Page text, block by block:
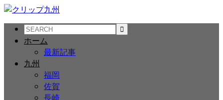
ホーム
最新記事
九州
福岡
佐賀
長崎